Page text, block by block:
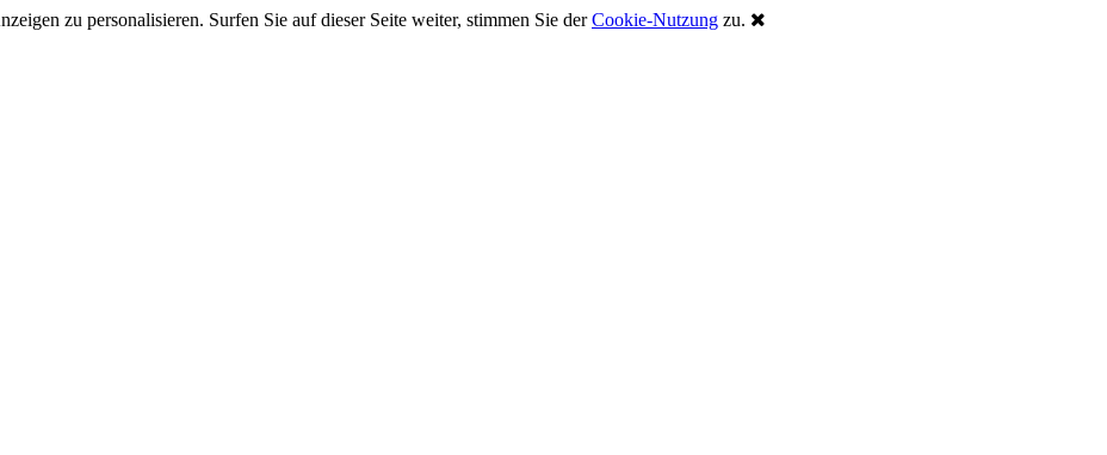
zu personalisieren. Surfen Sie auf dieser Seite weiter, stimmen Sie derCookie-Nutzung zu.